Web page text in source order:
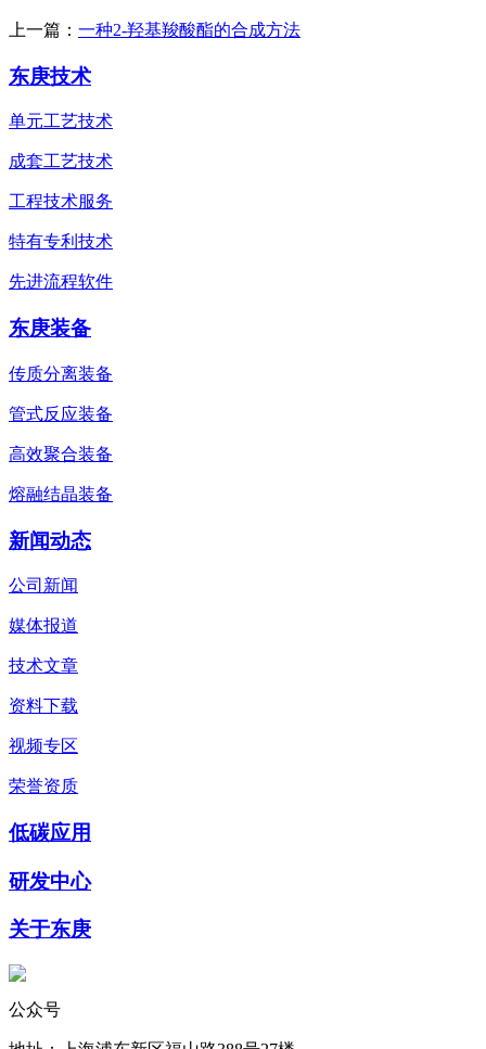
上一篇： 一种2-羟基羧酸酯的合成方法
东庚技术
单元工艺技术
成套工艺技术
工程技术服务
特有专利技术
先进流程软件
东庚装备
传质分离装备
管式反应装备
高效聚合装备
熔融结晶装备
新闻动态
公司新闻
媒体报道
技术文章
资料下载
视频专区
荣誉资质
低碳应用
研发中心
关于东庚
公众号